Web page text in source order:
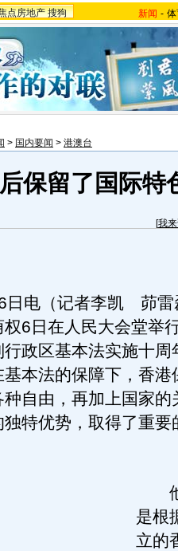
点房地产 搜狗 新闻 -
> 国内要闻 > 港澳台
保留了国际特
[我
电（记者李凯 茆雷
6日在人民大会堂举
政区基本法实施十周
本法的保障下，香港
自由，再加上国家的
特优势，取得了重要
他
是根
立的